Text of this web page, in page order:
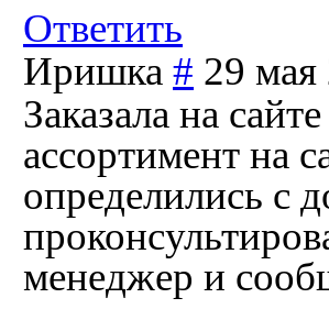
Ответить
Иришка # 29 мая
Заказала на
ассортимент на
определились с
менеджер и